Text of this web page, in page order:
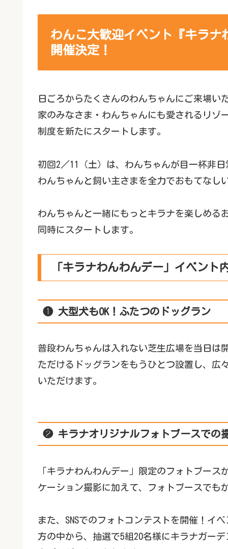
わんこ大歓迎イベント『キラナ
開催決定！
日ごろからたくさんのわんちゃんにご来場い
家のみなさま・わんちゃんにも愛されるリゾ
制度を新たにスタートします。
初回2／11（土）は、わんちゃんが目一杯非
わんちゃんと飼い主さまを全力でおもてなし
わんちゃんと一緒にもっとキラナを楽しめる
同時にスタートします。
「キラナわんわんデー」イベント
❶ 大型犬もOK！ふたつのドッグラン
普段わんちゃんは入れない芝生広場を当日は
ただけるドッグランをもうひとつ設置し、広
いただけます。
❷ キラナオリジナルフォトブースでの
「キラナわんわんデー」限定のフォトブー
ケーション撮影に加えて、フォトブースでも
また、SNSでのフォトコンテストを開催！イ
方の中から、抽選で5組20名様にキラナガーデ